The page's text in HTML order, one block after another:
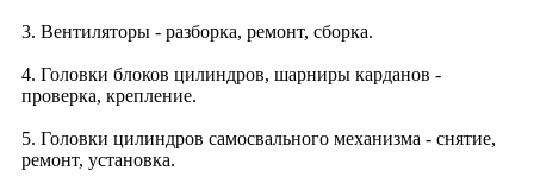
3. Вентиляторы - разборка, ремонт, сборка.
4. Головки блоков цилиндров, шарниры карданов -
проверка, крепление.
5. Головки цилиндров самосвального механизма - снятие,
ремонт, установка.